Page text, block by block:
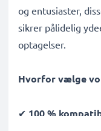
og entusiaster,
sikrer pålidelig
optagelser.
Hvorfor vælge
✔ 100 %